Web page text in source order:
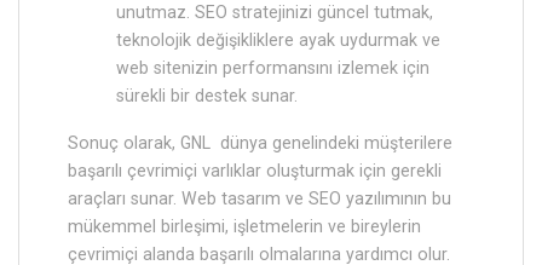
unutmaz. SEO stratejinizi güncel tutmak,
teknolojik değişikliklere ayak uydurmak ve
web sitenizin performansını izlemek için
sürekli bir destek sunar.
Sonuç olarak, GNL dünya genelindeki müşterilere
başarılı çevrimiçi varlıklar oluşturmak için gerekli
araçları sunar. Web tasarım ve SEO yazılımının bu
mükemmel birleşimi, işletmelerin ve bireylerin
çevrimiçi alanda başarılı olmalarına yardımcı olur.